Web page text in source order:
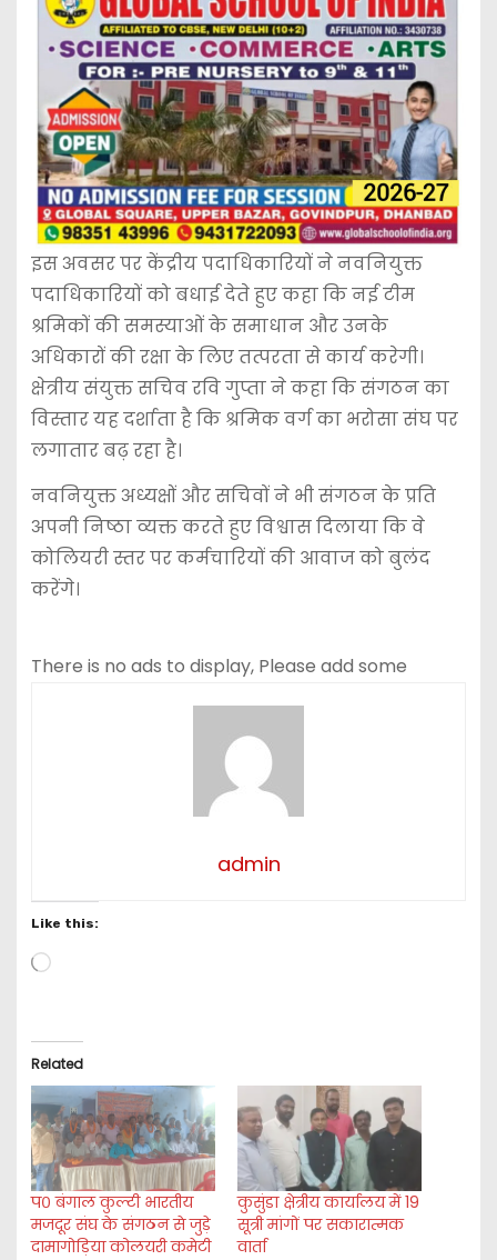
इस अवसर पर केंद्रीय पदाधिकारियों ने नवनियुक्त
पदाधिकारियों को बधाई देते हुए कहा कि नई टीम
श्रमिकों की समस्याओं के समाधान और उनके
अधिकारों की रक्षा के लिए तत्परता से कार्य करेगी।
क्षेत्रीय संयुक्त सचिव रवि गुप्ता ने कहा कि संगठन का
विस्तार यह दर्शाता है कि श्रमिक वर्ग का भरोसा संघ पर
लगातार बढ़ रहा है।
नवनियुक्त अध्यक्षों और सचिवों ने भी संगठन के प्रति
अपनी निष्ठा व्यक्त करते हुए विश्वास दिलाया कि वे
कोलियरी स्तर पर कर्मचारियों की आवाज को बुलंद
करेंगे।
There is no ads to display, Please add some
admin
Like this:
L
i
n
g
…
Related
प० बंगाल कुल्टी भारतीय
मजदूर संघ के संगठन से जुड़े
दामागोड़िया कोलयरी कमेटी
कुसुंडा क्षेत्रीय कार्यालय में 19
सूत्री मांगों पर सकारात्मक
वार्ता